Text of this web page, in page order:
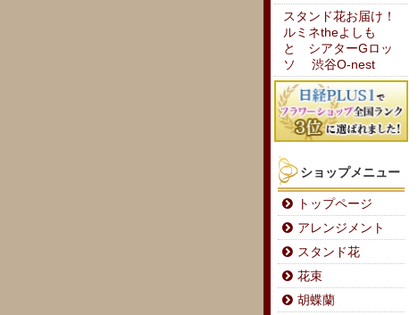
スタンド花お届け！
ルミネtheよしも
と シアターGロッ
ソ 渋谷O-nest
ショップメニュー
トップページ
アレンジメント
スタンド花
花束
胡蝶蘭